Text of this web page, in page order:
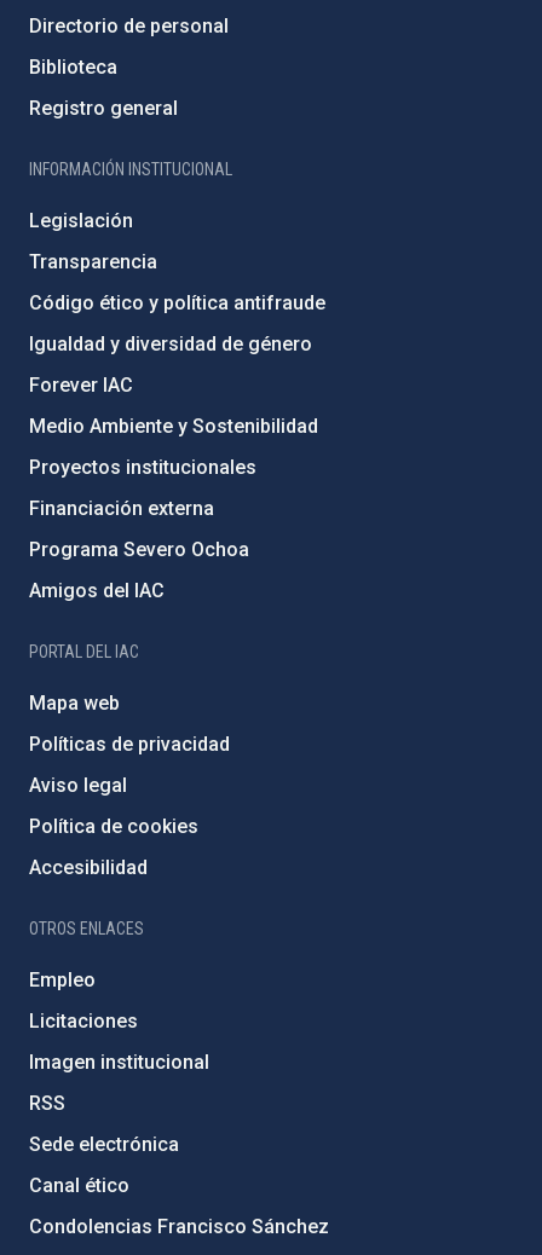
Directorio de personal
Biblioteca
Registro general
INFORMACIÓN INSTITUCIONAL
Legislación
Transparencia
Código ético y política antifraude
Igualdad y diversidad de género
Forever IAC
Medio Ambiente y Sostenibilidad
Proyectos institucionales
Financiación externa
Programa Severo Ochoa
Amigos del IAC
PORTAL DEL IAC
Mapa web
Políticas de privacidad
Aviso legal
Política de cookies
Accesibilidad
OTROS ENLACES
Empleo
Licitaciones
Imagen institucional
RSS
Sede electrónica
Canal ético
Condolencias Francisco Sánchez